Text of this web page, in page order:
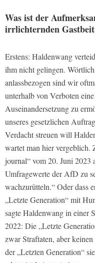
Was ist der
irrlichternden
Erstens: Haldenwang
ihm nicht gelingen.
anlassbezogen sind wir
unterhalb von Verboten
Auseinandersetzung zu
unseres gesetzlichen
Verdacht streuen will
wartet man hier vergeblich.
journal“ vom 20. Juni 2023
Umfragewerte der AfD zu
wachzurütteln.“ Oder dass
„Letzte Generation“ mit
sagte Haldenwang in einer
2022: Die „Letzte
zwar Straftaten, aber
der „Letzten Generation“